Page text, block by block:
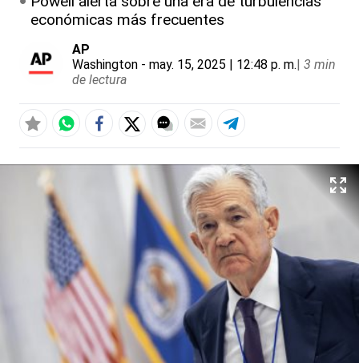
económicas más frecuentes
AP
Washington - may. 15, 2025 | 12:48 p. m.| 3 min
de lectura